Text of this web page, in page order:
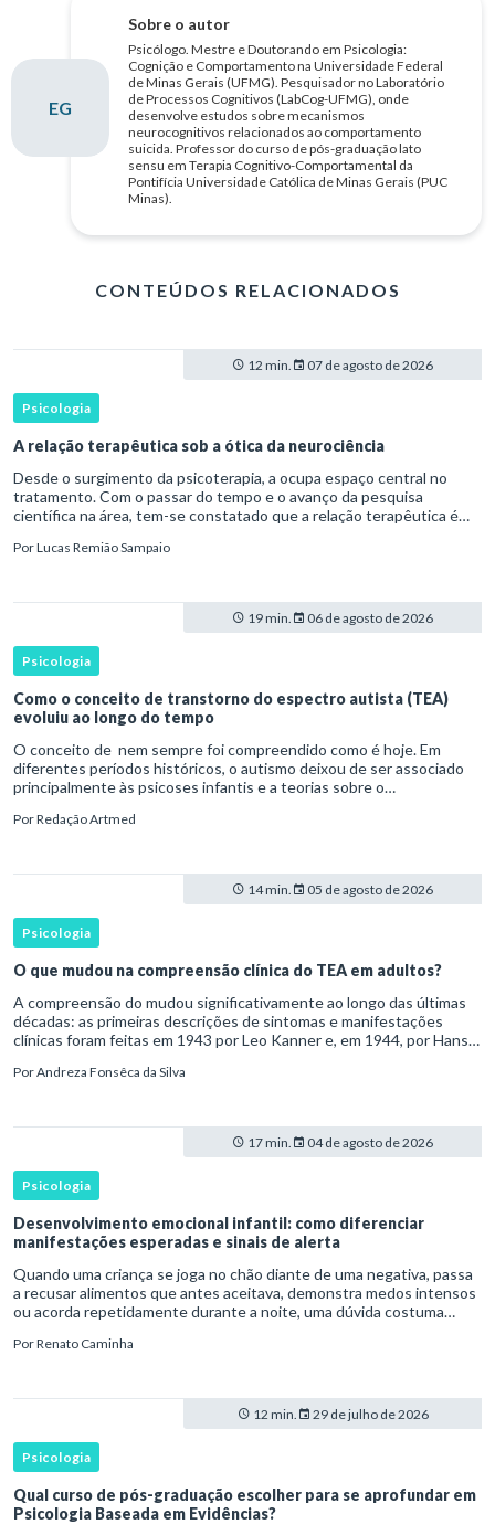
EG
Sobre o autor
Psicólogo. Mestre e Doutorando em Psicologia:
Cognição e Comportamento na Universidade Federal
de Minas Gerais (UFMG). Pesquisador no Laboratório
de Processos Cognitivos (LabCog-UFMG), onde
desenvolve estudos sobre mecanismos
neurocognitivos relacionados ao comportamento
suicida. Professor do curso de pós-graduação lato
sensu em Terapia Cognitivo-Comportamental da
Pontifícia Universidade Católica de Minas Gerais (PUC
Minas).
CONTEÚDOS RELACIONADOS
12 min. 07 de agosto de 2026
Psicologia
A relação terapêutica sob a ótica da neurociência
Desde o surgimento da psicoterapia, a ocupa espaço central no
tratamento. Com o passar do tempo e o avanço da pesquisa
científica na área, tem-se constatado que a relação terapêutica é
PorLucas Remião Sampaio
19 min. 06 de agosto de 2026
Psicologia
Como o conceito de transtorno do espectro autista (TEA)
evoluiu ao longo do tempo
O conceito de nem sempre foi compreendido como é hoje. Em
diferentes períodos históricos, o autismo deixou de ser associado
principalmente às psicoses infantis e a teorias sobre o
transtorno do des
PorRedação Artmed
14 min. 05 de agosto de 2026
Psicologia
O que mudou na compreensão clínica do TEA em adultos?
A compreensão do mudou significativamente ao longo das últimas
décadas: as primeiras descrições de sintomas e manifestações
clínicas foram feitas em 1943 por Leo Kanner e, em 1944, por Hans
PorAndreza Fonsêca da Silva
17 min. 04 de agosto de 2026
Psicologia
Desenvolvimento emocional infantil: como diferenciar
manifestações esperadas e sinais de alerta
Quando uma criança se joga no chão diante de uma negativa, passa
a recusar alimentos que antes aceitava, demonstra medos intensos
ou acorda repetidamente durante a noite, uma dúvida costuma
PorRenato Caminha
12 min. 29 de julho de 2026
Psicologia
Qual curso de pós-graduação escolher para se aprofundar em
Psicologia Baseada em Evidências?